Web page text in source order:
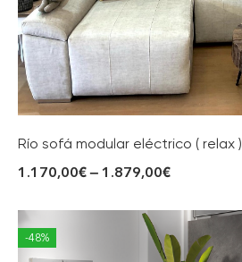
Río sofá modular eléctrico ( relax )
1.170,00€– 1.879,00€
-48%